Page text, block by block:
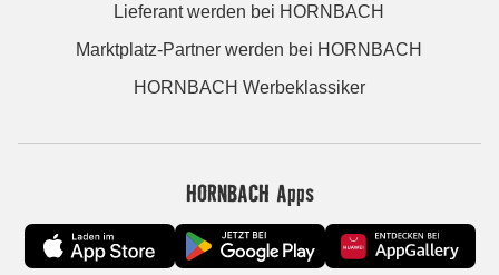
Lieferant werden bei HORNBACH
Marktplatz-Partner werden bei HORNBACH
HORNBACH Werbeklassiker
HORNBACH Apps